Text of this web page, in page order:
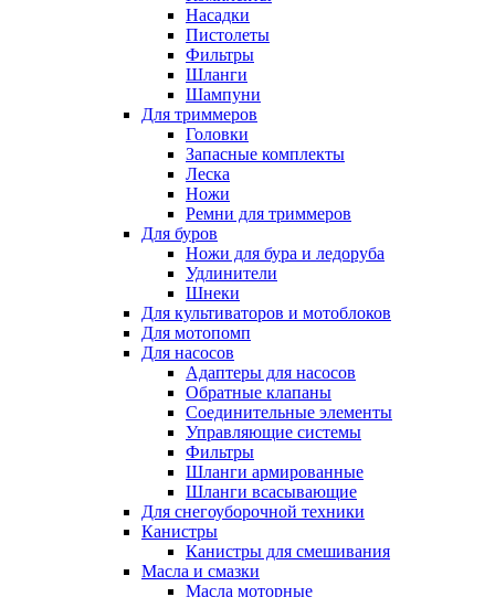
Насадки
Пистолеты
Фильтры
Шланги
Шампуни
Для триммеров
Головки
Запасные комплекты
Леска
Ножи
Ремни для триммеров
Для буров
Ножи для бура и ледоруба
Удлинители
Шнеки
Для культиваторов и мотоблоков
Для мотопомп
Для насосов
Адаптеры для насосов
Обратные клапаны
Соединительные элементы
Управляющие системы
Фильтры
Шланги армированные
Шланги всасывающие
Для снегоуборочной техники
Канистры
Канистры для смешивания
Масла и смазки
Масла моторные